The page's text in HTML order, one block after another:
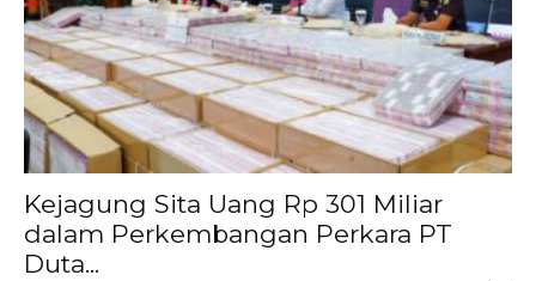
Kejagung Sita Uang Rp 301 Miliar
dalam Perkembangan Perkara PT
Duta...